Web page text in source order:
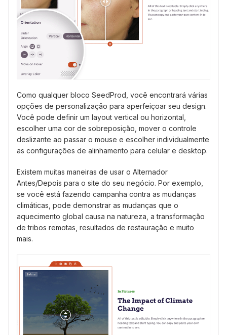
Como qualquer bloco SeedProd, você encontrará várias
opções de personalização para aperfeiçoar seu design.
Você pode definir um layout vertical ou horizontal,
escolher uma cor de sobreposição, mover o controle
deslizante ao passar o mouse e escolher individualmente
as configurações de alinhamento para celular e desktop.
Existem muitas maneiras de usar o Alternador
Antes/Depois para o site do seu negócio. Por exemplo,
se você está fazendo campanha contra as mudanças
climáticas, pode demonstrar as mudanças que o
aquecimento global causa na natureza, a transformação
de tribos remotas, resultados de restauração e muito
mais.